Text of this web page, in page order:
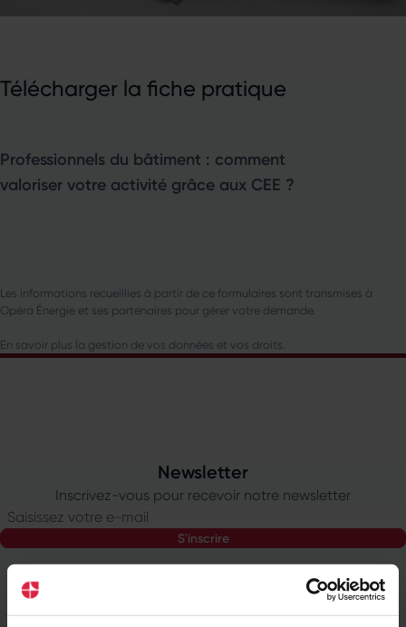
Télécharger la fiche pratique
Professionnels du bâtiment : comment
valoriser votre activité grâce aux CEE ?
Les informations recueillies à partir de ce formulaires sont transmises à
Opéra Énergie et ses partenaires pour gérer votre demande.
En savoir plus la gestion de vos données et vos droits.
Newsletter
Inscrivez-vous pour recevoir notre newsletter
Saisissez votre e-mail
s'inscrire